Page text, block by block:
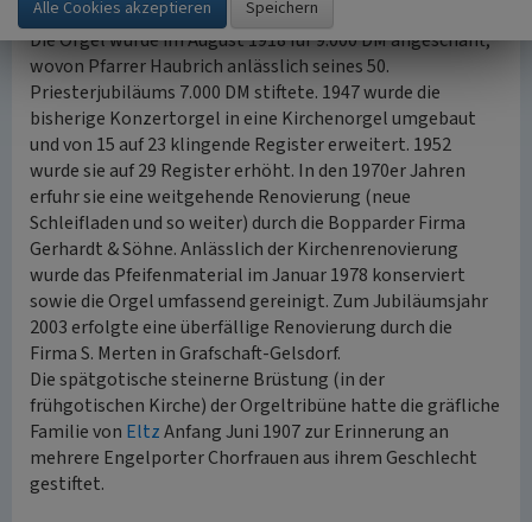
Die Orgel
Die Orgel wurde im August 1918 für 9.000 DM angeschafft,
wovon Pfarrer Haubrich anlässlich seines 50.
Priesterjubiläums 7.000 DM stiftete. 1947 wurde die
bisherige Konzertorgel in eine Kirchenorgel umgebaut
und von 15 auf 23 klingende Register erweitert. 1952
wurde sie auf 29 Register erhöht. In den 1970er Jahren
erfuhr sie eine weitgehende Renovierung (neue
Schleifladen und so weiter) durch die Bopparder Firma
Gerhardt & Söhne. Anlässlich der Kirchenrenovierung
wurde das Pfeifenmaterial im Januar 1978 konserviert
sowie die Orgel umfassend gereinigt. Zum Jubiläumsjahr
2003 erfolgte eine überfällige Renovierung durch die
Firma S. Merten in Grafschaft-Gelsdorf.
Die spätgotische steinerne Brüstung (in der
frühgotischen Kirche) der Orgeltribüne hatte die gräfliche
Familie von EltzAnfang Juni 1907 zur Erinnerung an
mehrere Engelporter Chorfrauen aus ihrem Geschlecht
gestiftet.